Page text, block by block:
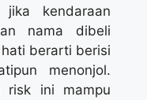
kendaraan
nama dibeli
berarti berisi
menonjol.
risk ini mampu